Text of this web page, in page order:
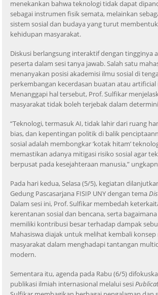
menekankan bahwa teknologi tidak dapat
sebagai instrumen fisik semata, melainkan
sistem sosial dan budaya yang turut
kehidupan masyarakat.
Diskusi berlangsung interaktif dengan tingginya
peserta dalam sesi tanya jawab. Salah satu
menanyakan posisi akademisi ilmu sosial di
perkembangan kecerdasan buatan atau artificial
Menanggapi hal tersebut, Prof. Sulfikar
masyarakat tidak boleh terjebak dalam
“Teknologi, termasuk AI, tidak lahir dari ruang
bias, dan kepentingan politik di balik
sosial adalah membongkar ‘kotak hitam’
memastikan adanya mitigasi risiko sosial agar
berpusat pada kesejahteraan manusia,”
Pada hari kedua, Selasa (5/5), kegiatan
Gedung Pascasarjana FISIP UNY dengan tema
Dalam sesi ini, Prof. Sulfikar membedah
kerentanan sosial dan bencana, serta
memiliki kontribusi besar terhadap dampak
Mahasiswa diajak untuk melihat kembali konsep
masyarakat dalam menghadapi tantangan
modern.
Sementara itu, agenda pada Rabu (6/5)
publikasi ilmiah internasional melalui sesi